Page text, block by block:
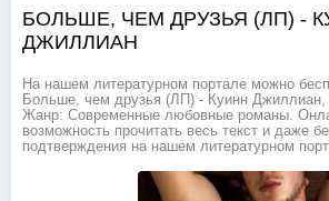
БОЛЬШЕ, ЧЕМ ДРУЗЬЯ (ЛП) -
ДЖИЛЛИАН
На нашем литературном портале можно
Больше, чем друзья (ЛП) - Куинн
Жанр: Современные любовные романы.
возможность прочитать весь текст и даже
подтверждения на нашем литературном